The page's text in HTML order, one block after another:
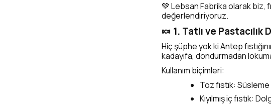
💚 Lebsan Fabrika olarak biz,
değerlendiriyoruz.
🍬 1. Tatlı ve Pastacılık
Hiç şüphe yok ki Antep
kadayıfa, dondurmadan
Kullanım biçimleri:
Toz fıstık:
Kıyılmış iç fıstık: